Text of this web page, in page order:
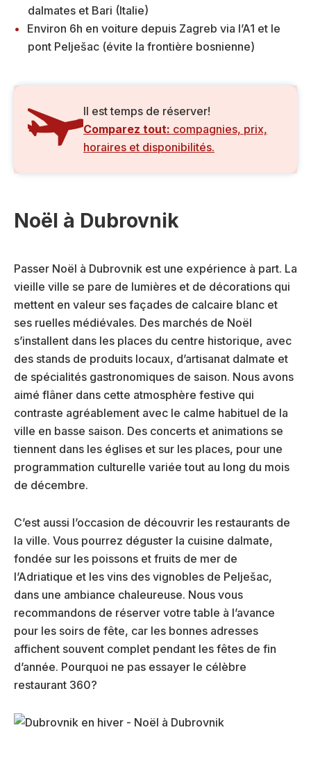
dalmates et Bari (Italie)
Environ 6h en voiture depuis Zagreb via l’A1 et le
pont Pelješac (évite la frontière bosnienne)
Il est temps de réserver!
Comparez tout: compagnies, prix,
horaires et disponibilités.
Noël à Dubrovnik
Passer Noël à Dubrovnik est une expérience à part. La
vieille ville se pare de lumières et de décorations qui
mettent en valeur ses façades de calcaire blanc et
ses ruelles médiévales. Des marchés de Noël
s’installent dans les places du centre historique, avec
des stands de produits locaux, d’artisanat dalmate et
de spécialités gastronomiques de saison. Nous avons
aimé flâner dans cette atmosphère festive qui
contraste agréablement avec le calme habituel de la
ville en basse saison. Des concerts et animations se
tiennent dans les églises et sur les places, pour une
programmation culturelle variée tout au long du mois
de décembre.
C’est aussi l’occasion de découvrir les restaurants de
la ville. Vous pourrez déguster la cuisine dalmate,
fondée sur les poissons et fruits de mer de
l’Adriatique et les vins des vignobles de Pelješac,
dans une ambiance chaleureuse. Nous vous
recommandons de réserver votre table à l’avance
pour les soirs de fête, car les bonnes adresses
affichent souvent complet pendant les fêtes de fin
d’année. Pourquoi ne pas essayer le célèbre
restaurant 360?